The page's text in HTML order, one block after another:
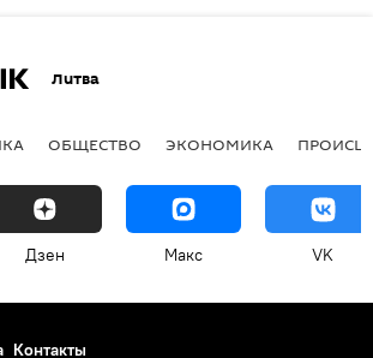
Литва
ОБЩЕСТВО ЭКОНОМИКА
Дзен Макс VK
Контакты